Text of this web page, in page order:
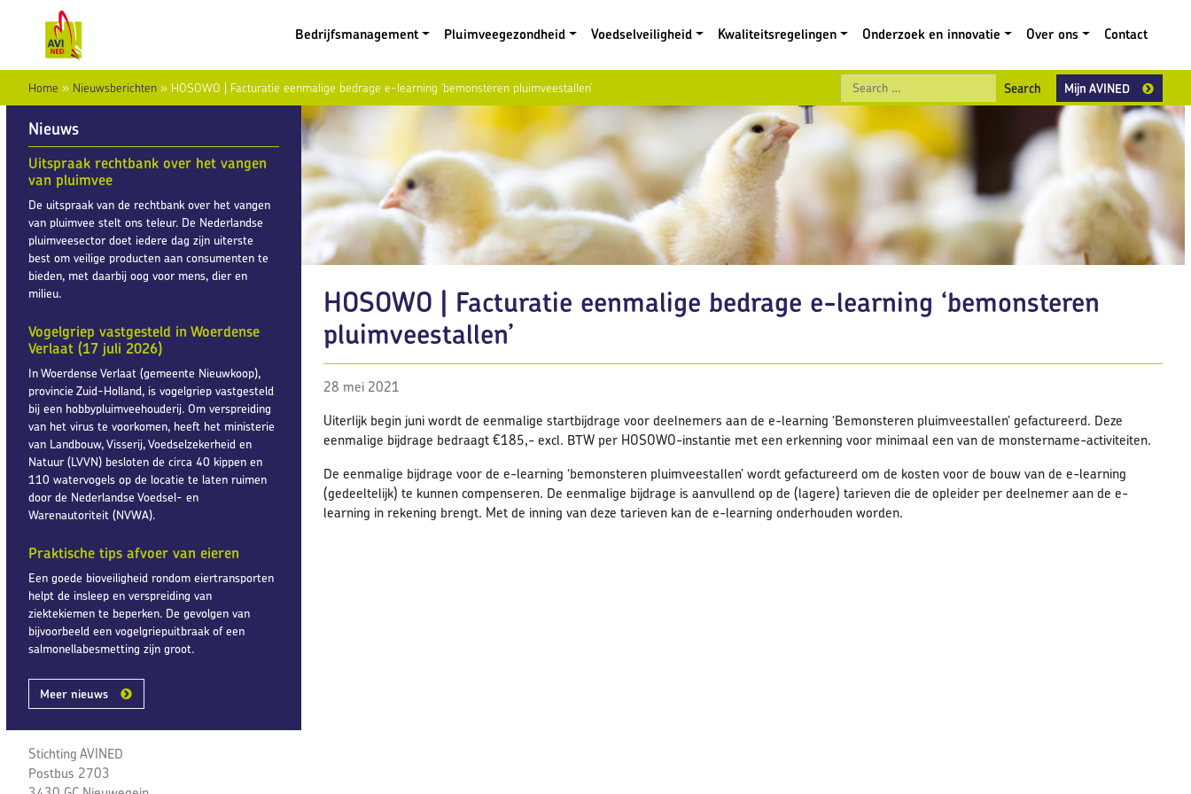
Bedrijfsmanagement
Pluimveegezondheid Voedselveiligheid Kwaliteitsregelingen Onderzoek en innovatie Over ons Contact
Home » Nieuwsberichten » HOSOWO | Facturatie eenmalige bedrage e-learning ‘bemonsteren pluimveestallen’ Search
Mijn AVINED
Nieuws
Uitspraak rechtbank over het vangen
van pluimvee
De uitspraak van de rechtbank over het vangen
van pluimvee stelt ons teleur. De Nederlandse
pluimveesector doet iedere dag zijn uiterste
best om veilige producten aan consumenten te
bieden, met daarbij oog voor mens, dier en
milieu.
Vogelgriep vastgesteld in Woerdense
Verlaat (17 juli 2026)
In Woerdense Verlaat (gemeente Nieuwkoop),
provincie Zuid-Holland, is vogelgriep vastgesteld
bij een hobbypluimveehouderij. Om verspreiding
van het virus te voorkomen, heeft het ministerie
van Landbouw, Visserij, Voedselzekerheid en
Natuur (LVVN) besloten de circa 40 kippen en
110 watervogels op de locatie te laten ruimen
door de Nederlandse Voedsel- en
Warenautoriteit (NVWA).
Praktische tips afvoer van eieren
Een goede bioveiligheid rondom eiertransporten
helpt de insleep en verspreiding van
ziektekiemen te beperken. De gevolgen van
bijvoorbeeld een vogelgriepuitbraak of een
salmonellabesmetting zijn groot.
Meer nieuws
Stichting AVINED
Postbus 2703
HOSOWO | Facturatie eenmalige bedrage e-learning ‘bemonsteren
pluimveestallen’
28 mei 2021
Uiterlijk begin juni wordt de eenmalige startbijdrage voor deelnemers aan de e-learning ‘Bemonsteren pluimveestallen’ gefactureerd. Deze
eenmalige bijdrage bedraagt €185,- excl. BTW per HOSOWO-instantie met een erkenning voor minimaal een van de monstername-activiteiten.
De eenmalige bijdrage voor de e-learning ‘bemonsteren pluimveestallen’ wordt gefactureerd om de kosten voor de bouw van de e-learning
(gedeeltelijk) te kunnen compenseren. De eenmalige bijdrage is aanvullend op de (lagere) tarieven die de opleider per deelnemer aan de e-
learning in rekening brengt. Met de inning van deze tarieven kan de e-learning onderhouden worden.